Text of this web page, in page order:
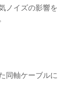
ノイズの影響を
同軸ケーブルに